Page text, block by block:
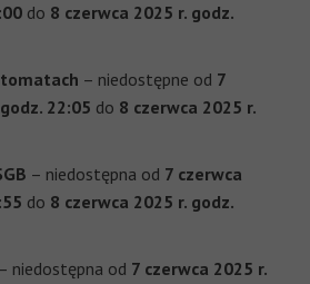
do 8 czerwca 2025 r. godz.
– niedostępne od 7
22:05 do 8 czerwca 2025 r.
– niedostępna od 7 czerwca
do 8 czerwca 2025 r. godz.
– niedostępna od 7 czerwca 2025 r.